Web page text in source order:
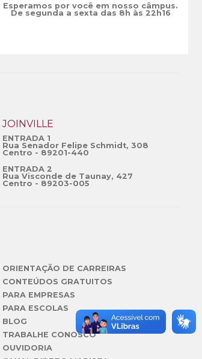
Esperamos por você em nosso câmpus.
De segunda a sexta das 8h às 22h16
JOINVILLE
ENTRADA 1
Rua Senador Felipe Schmidt, 308
Centro - 89201-440
ENTRADA 2
Rua Visconde de Taunay, 427
Centro - 89203-005
ORIENTAÇÃO DE CARREIRAS
CONTEÚDOS GRATUITOS
PARA EMPRESAS
PARA ESCOLAS
BLOG
TRABALHE CONOSCO
OUVIDORIA